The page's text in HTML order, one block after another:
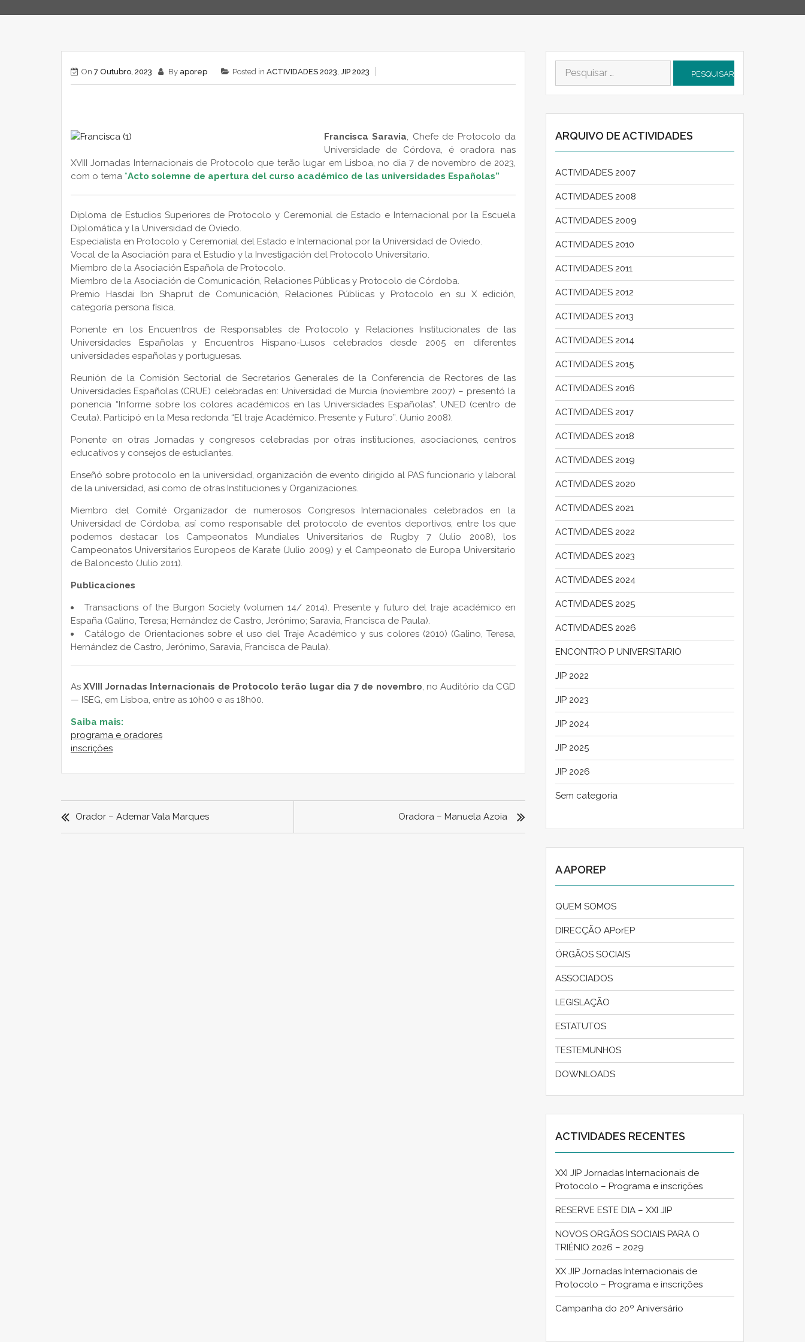
On 7 Outubro, 2023 By aporep Posted in ACTIVIDADES 2023 JIP 2023
Francisca Saravia
Chefe de Protocolo da
Universidade de Córdova , é oradora nas
XVIII Jornadas Internacionais de Protocolo que terão lugar em Lisboa, no dia 7 de novembro de 2023,
com o tema “Acto solemne de apertura del curso académico de las universidades Españolas”
Diploma de Estudios Superiores de Protocolo y Ceremonial de Estado e Internacional por la Escuela
Diplomática y la Universidad de Oviedo.
Especialista en Protocolo y Ceremonial del Estado e Internacional por la Universidad de Oviedo.
Vocal de la Asociación para el Estudio y la Investigación del Protocolo Universitario.
Miembro de la Asociación Española de Protocolo.
Miembro de la Asociación de Comunicación, Relaciones Públicas y Protocolo de Córdoba.
Premio Hasdai Ibn Shaprut de Comunicación, Relaciones Públicas y Protocolo en su X edición,
categoría persona física.
Ponente en los Encuentros de Responsables de Protocolo y Relaciones Institucionales de las
Universidades Españolas y Encuentros Hispano-Lusos celebrados desde 2005 en diferentes
universidades españolas y portuguesas.
Reunión de la Comisión Sectorial de Secretarios Generales de la Conferencia de Rectores de las
Universidades Españolas (CRUE) celebradas en: Universidad de Murcia (noviembre 2007) – presentó la
ponencia “Informe sobre los colores académicos en las Universidades Españolas”. UNED (centro de
Ceuta). Participó en la Mesa redonda “El traje Académico. Presente y Futuro”. (Junio 2008).
Ponente en otras Jornadas y congresos celebradas por otras instituciones, asociaciones, centros
educativos y consejos de estudiantes.
Enseñó sobre protocolo en la universidad, organización de evento dirigido al PAS funcionario y laboral
de la universidad, así como de otras Instituciones y Organizaciones.
Miembro del Comité Organizador de numerosos Congresos Internacionales celebrados en la
Universidad de Córdoba, así como responsable del protocolo de eventos deportivos, entre los que
podemos destacar los Campeonatos Mundiales Universitarios de Rugby 7 (Julio 2008), los
Campeonatos Universitarios Europeos de Karate (Julio 2009) y el Campeonato de Europa Universitario
de Baloncesto (Julio 2011).
Publicaciones
Transactions of the Burgon Society (volumen 14/ 2014). Presente y futuro del traje académico en
España (Galino, Teresa; Hernández de Castro, Jerónimo; Saravia, Francisca de Paula).
Catálogo de Orientaciones sobre el uso del Traje Académico y sus colores (2010) (Galino, Teresa,
Hernández de Castro, Jerónimo, Saravia, Francisca de Paula).
AsXVIII Jornadas Internacionais de Protocolo terão lugar dia 7 de novembro , no Auditório da CGD
— ISEG, em Lisboa, entre as 10h00 e as 18h00.
Saiba mais:
programa e oradores
inscrições
NAVEGAÇÃO
DE
ARTIGOS
Orador – Ademar Vala Marques Oradora – Manuela Azoia
Pesquisar
por:
ARQUIVO DE ACTIVIDADES
ACTIVIDADES 2007
ACTIVIDADES 2008
ACTIVIDADES 2009
ACTIVIDADES 2010
ACTIVIDADES 2011
ACTIVIDADES 2012
ACTIVIDADES 2013
ACTIVIDADES 2014
ACTIVIDADES 2015
ACTIVIDADES 2016
ACTIVIDADES 2017
ACTIVIDADES 2018
ACTIVIDADES 2019
ACTIVIDADES 2020
ACTIVIDADES 2021
ACTIVIDADES 2022
ACTIVIDADES 2023
ACTIVIDADES 2024
ACTIVIDADES 2025
ACTIVIDADES 2026
ENCONTRO P UNIVERSITARIO
JIP 2022
JIP 2023
JIP 2024
JIP 2025
JIP 2026
Sem categoria
A APOREP
QUEM SOMOS
DIRECÇÃO APorEP
ÓRGÃOS SOCIAIS
ASSOCIADOS
LEGISLAÇÃO
ESTATUTOS
TESTEMUNHOS
DOWNLOADS
ACTIVIDADES RECENTES
XXI JIP Jornadas Internacionais de
Protocolo – Programa e inscrições
RESERVE ESTE DIA – XXI JIP
NOVOS ORGÃOS SOCIAIS PARA O
TRIÉNIO 2026 – 2029
XX JIP Jornadas Internacionais de
Protocolo – Programa e inscrições
Campanha do 20º Aniversário